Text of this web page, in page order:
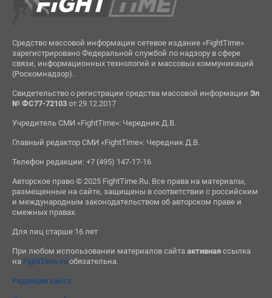
Средство массовой информации сетевое издание «FightTime»
зарегистрировано Федеральной службой по надзору в сфере
связи, информационных технологий и массовых коммуникаций
(Роскомнадзор).
Свидетельство о регистрации средства массовой информации Эл
№ ФС77-72103от 29.12.2017
Учредитель СМИ «FightTime»: Чередник Д.В.
Главный редактор СМИ «FightTime»: Чередник Д.В.
Телефон редакции: +7 (495) 147-17-16
Авторское право © 2025 FightTime.Ru. Все права на материалы,
размещенные на сайте, защищены в соответствии с российским
и международным законодательством об авторском праве и
смежных правах.
Для лиц старше 16 лет
При любом использовании материалов сайта активнаяссылка
на FightTime.ruобязательна.
Редакция сайта